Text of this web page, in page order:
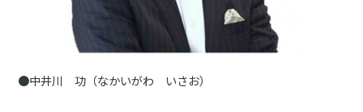
●中井川 功（なかいがわ いさお）